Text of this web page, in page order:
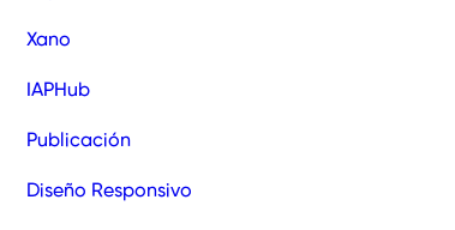
Xano
IAPHub
Publicación
Diseño Responsivo